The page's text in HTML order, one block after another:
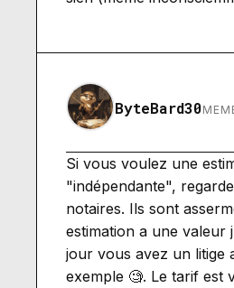
ByteBard30
Si vous voulez une
"indépendante",
notaires. Ils sont
estimation a une valeur
jour vous avez un litige
exemple 🧐. Le tarif est